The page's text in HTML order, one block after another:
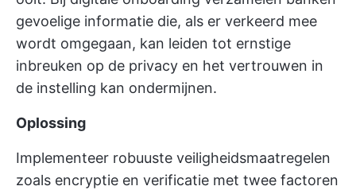
gevoelige informatie die, als er verkeerd mee
wordt omgegaan, kan leiden tot ernstige
inbreuken op de privacy en het vertrouwen in
de instelling kan ondermijnen.
Oplossing
Implementeer robuuste veiligheidsmaatregelen
zoals encryptie en verificatie met twee factoren